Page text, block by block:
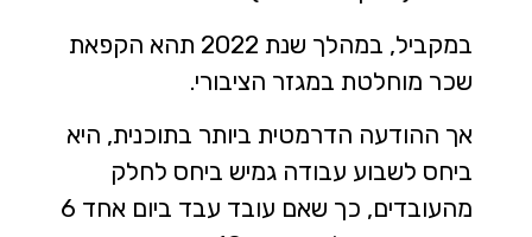
במקביל, במהלך שנת 2022 תהא הקפאת
שכר מוחלטת במגזר הציבורי.
אך ההודעה הדרמטית ביותר בתוכנית, היא
ביחס לשבוע עבודה גמיש ביחס לחלק
מהעובדים, כך שאם עובד עבד ביום אחד 6